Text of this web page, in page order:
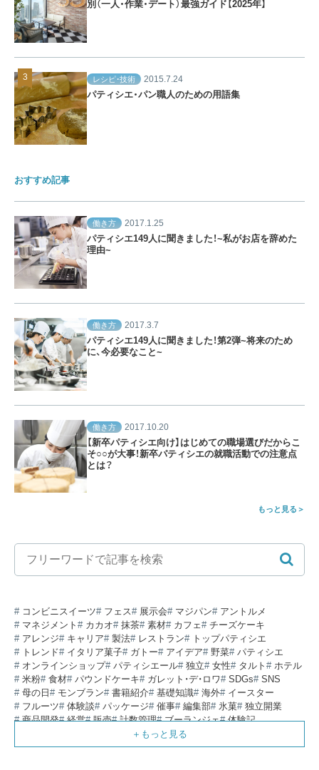
別（一人・作業・デート）最強ガイド【2025年】
レシピ・技術 2015.7.24
パティシエ・パン職人のための用語集
おすすめ記事
働き方 2017.1.25
パティシエ149人に聞きました！~私がお店を辞めた
理由~
働き方 2017.3.7
パティシエ149人に聞きました！第2弾~将来のため
に、今必要なこと~
働き方 2017.10.20
【新卒パティシエ向け】はじめての職場選びだからこ
そ○○が大事！新卒パティシエの就職活動での注意点
とは？
もっと見る
コンビニスイーツ フェス 展示会 マジパン
アントルメ
マネジメント
カカオ 抹茶 素材 カフェ
チーズケーキ
アレンジ
キャリア 製法 レストラン
トップパティシエ
トレンド
イタリア菓子 ガトー アイデア 野菜
パティシエ
オンラインショップ
パティシエール 独立 女性 タルト
ホテル
米粉
食材 パウンドケーキ ガレット・デ・ロワ SDGs
SNS
母の日
モンブラン 書籍紹介 基礎知識 海外
イースター
フルーツ
体験談 パッケージ 催事 編集部 氷菓
独立開業
商品開発
経営 販売 計数管理 ブーランジェ
体験記
コラム パン スタッフ育成
スイーツ
IT 業界事情 講習会 潜入レポート
クリスマス